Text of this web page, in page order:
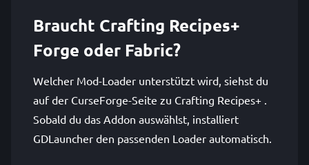
Braucht Crafting Recipes+
Forge oder Fabric?
Welcher Mod-Loader unterstützt wird, siehst du
auf der CurseForge-Seite zu Crafting Recipes+ .
Sobald du das Addon auswählst, installiert
GDLauncher den passenden Loader automatisch.